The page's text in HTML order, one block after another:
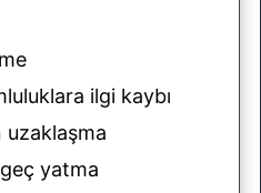
ilgi kaybı
uzaklaşma
yatma